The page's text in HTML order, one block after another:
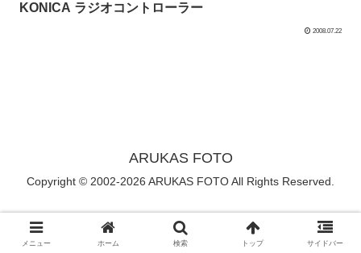
KONICA ラジオコントローラー
2008.07.22
ARUKAS FOTO
Copyright © 2002-2026 ARUKAS FOTO All Rights Reserved.
メニュー ホーム 検索 トップ サイドバー